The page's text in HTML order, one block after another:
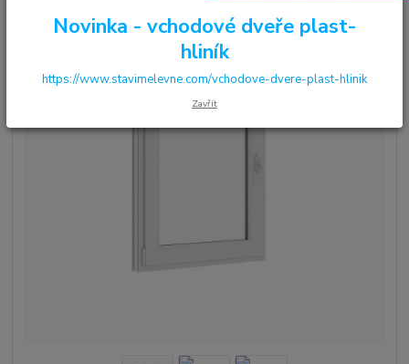
Novinka - vchodové dveře plast-
hliník
https://www.stavimelevne.com/vchodove-dvere-plast-hlinik
Zavřít